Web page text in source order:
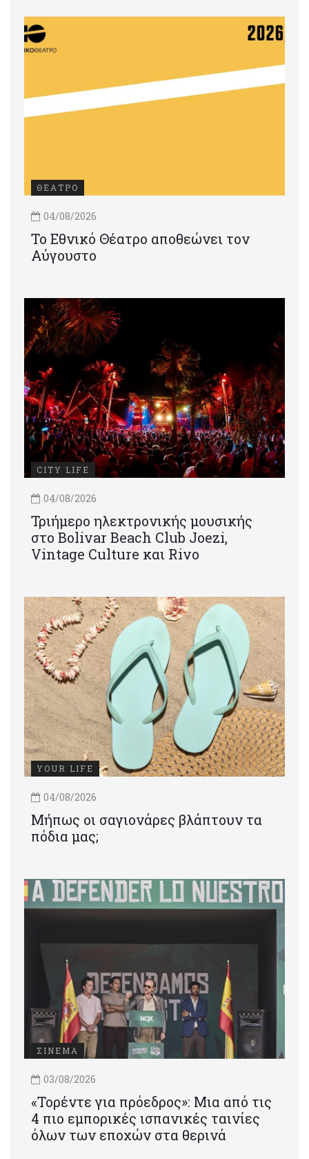
ΘΕΑΤΡΟ
04/08/2026
Το Εθνικό Θέατρο αποθεώνει τον
Αύγουστο
CITY LIFE
04/08/2026
Τριήμερο ηλεκτρονικής μουσικής
στο Bolivar Beach Club Joezi,
Vintage Culture και Rivo
YOUR LIFE
04/08/2026
Μήπως οι σαγιονάρες βλάπτουν τα
πόδια μας;
ΣΙΝΕΜΑ
03/08/2026
«Τορέντε για πρόεδρος»: Mια από τις
4 πιο εμπορικές ισπανικές ταινίες
όλων των εποχών στα θερινά